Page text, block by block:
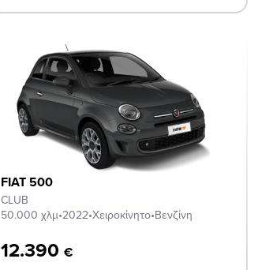
FIAT 500
CLUB
50.000 χλμ•2022•Χειροκίνητο•Βενζίνη
12.390€